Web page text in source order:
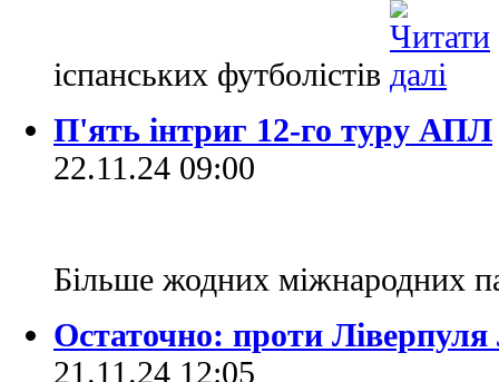
іспанських футболістів
П'ять інтриг 12-го туру АПЛ
22.11.24 09:00
Більше жодних міжнародних
Остаточно: проти Ліверпуля
21.11.24 12:05